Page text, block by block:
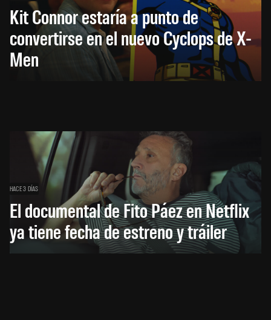
Kit Connor estaría a punto de
convertirse en el nuevo Cyclops de X-
Men
HACE 3 DÍAS
El documental de Fito Páez en Netflix
ya tiene fecha de estreno y tráiler